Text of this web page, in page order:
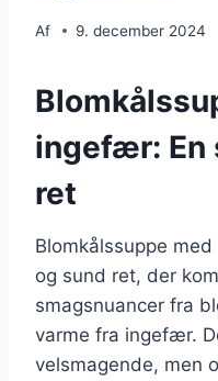
Af 9. december 2024
ingefær: En
ret
Blomkålssuppe
og sund ret, der
smagsnuancer fra
varme fra ingefær.
velsmagende, men